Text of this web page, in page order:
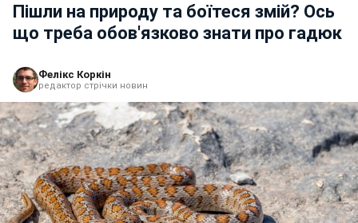
Пішли на природу та боїтеся змій? Ось
що треба обов'язково знати про гадюк
Фелікс Коркін
редактор стрічки новин